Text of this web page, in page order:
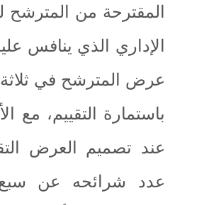
المقترحة من المترشح
الإداري الذي ينافس
عرض المترشح في
باستمارة التقييم، مع
عند تصميم العرض
عدد شرائحه عن